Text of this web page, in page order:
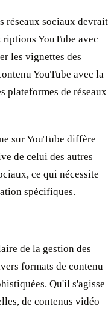
réseaux sociaux devrait
YouTube avec
les vignettes des
YouTube avec la
plateformes de réseaux
sur YouTube diffère
de celui des autres
ce qui nécessite
spécifiques.
de la gestion des
formats de contenu
Qu'il s'agisse
de contenus vidéo